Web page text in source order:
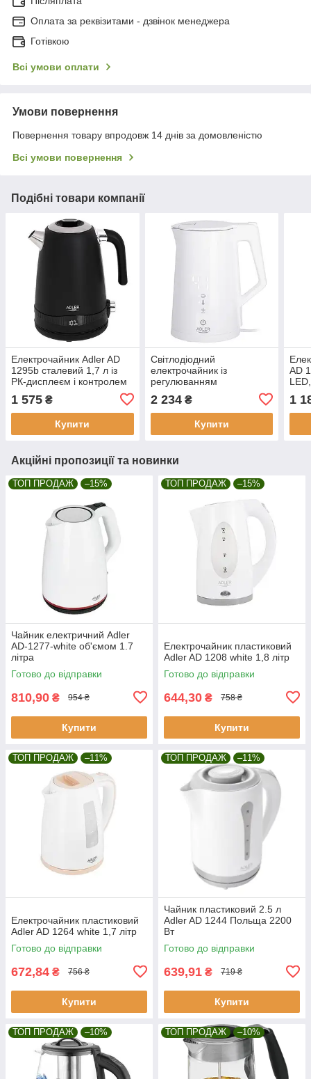
Оплата за реквізитами - дзвінок менеджера
Готівкою
Всі умови оплати
Умови повернення
Повернення товару впродовж 14 днів за домовленістю
Всі умови повернення
Подібні товари компанії
Електрочайник Adler AD
1295b сталевий 1,7 л із
РК-дисплеєм і контролем
1 575 ₴
Купити
Світлодіодний
електрочайник із
регулюванням
температури 1,7 л STRIX
AD 1345 білий
2 234₴
Купити
AD
1
Акційні пропозиції та новинки
ТОП ПРОДАЖ –15%
Чайник електричний Adler
AD-1277-white об'ємом 1.7
літра
Готово до відправки
810,90 ₴ 954 ₴
Купити
ТОП ПРОДАЖ –15%
Електрочайник пластиковий
Adler AD 1208 white 1,8 літр
Готово до відправки
644,30 ₴ 758 ₴
Купити
ТОП ПРОДАЖ –11%
Електрочайник пластиковий
Adler AD 1264 white 1,7 літр
Готово до відправки
672,84 ₴ 756 ₴
Купити
ТОП ПРОДАЖ –11%
Чайник пластиковий 2.5 л
Adler AD 1244 Польща 2200
Вт
Готово до відправки
639,91 ₴ 719 ₴
Купити
ТОП ПРОДАЖ –10% ТОП ПРОДАЖ –10%